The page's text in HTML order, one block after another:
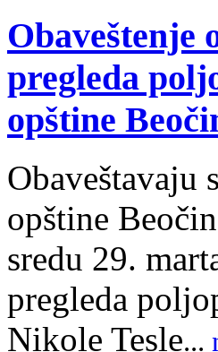
Obaveštenje
pregleda
opštine
Obaveštavaju
opštine
sredu 29.
pregleda
Nikole Tesle...